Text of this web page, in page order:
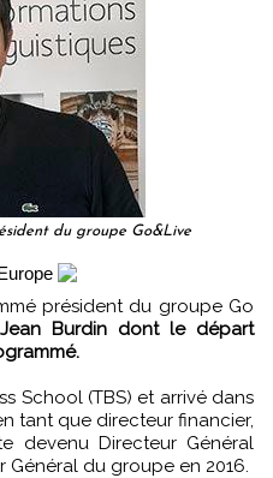
du groupe Go&Live
Burdin dont le départ
School (TBS) et arrivé dans
tant que directeur financier,
devenu Directeur Général
Général du groupe en 2016.